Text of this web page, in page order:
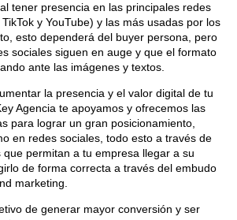
tener presencia en las principales redes
y YouTube) y las más usadas por los
esto dependerá del buyer persona, pero
sociales siguen en auge y que el formato
ante las imágenes y textos.
la presencia y el valor digital de tu
Agencia te apoyamos y ofrecemos las
para lograr un gran posicionamiento,
en redes sociales, todo esto a través de
permitan a tu empresa llegar a su
de forma correcta a través del embudo
marketing.
de generar mayor conversión y ser